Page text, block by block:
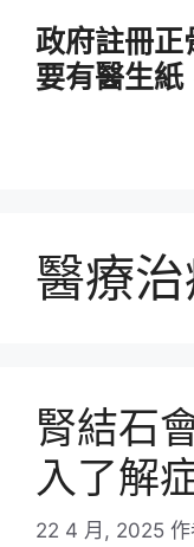
政府註冊正
要有醫生紙
醫療
腎結石
入了解
22 4 月, 2025